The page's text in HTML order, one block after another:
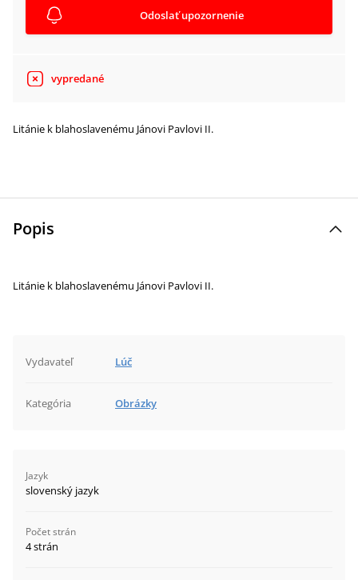
Odoslať upozornenie
vypredané
Litánie k blahoslavenému Jánovi Pavlovi II.
Popis
Litánie k blahoslavenému Jánovi Pavlovi II.
Vydavateľ Lúč
Kategória Obrázky
Jazyk
slovenský jazyk
Počet strán
4 strán